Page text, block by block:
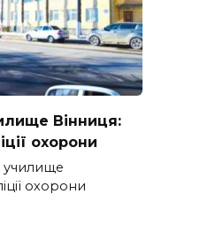
Вінниця:
охорони
училище
охорони